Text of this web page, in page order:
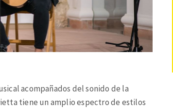
acompañados del sonido de la
tiene un amplio espectro de estilos